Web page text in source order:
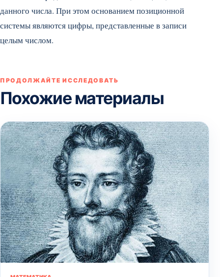
данного числа. При этом основанием позиционной
системы являются цифры, представленные в записи
целым числом.
ПРОДОЛЖАЙТЕ ИССЛЕДОВАТЬ
Похожие материалы